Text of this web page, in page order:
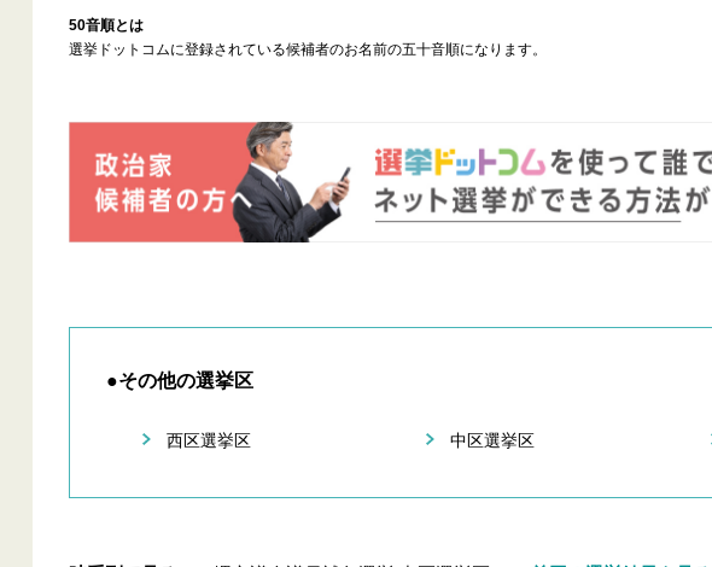
50音順とは
選挙ドットコムに登録されている候補者のお名前の五十音順になります。
●その他の選挙区
西区選挙区 中区選挙区